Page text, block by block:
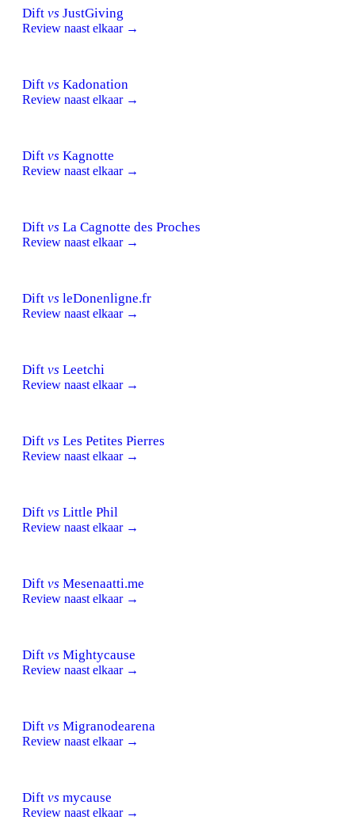
Dift vs JustGiving
Review naast elkaar →
Dift vs Kadonation
Review naast elkaar →
Dift vs Kagnotte
Review naast elkaar →
Dift vs La Cagnotte des Proches
Review naast elkaar →
Dift vs leDonenligne.fr
Review naast elkaar →
Dift vs Leetchi
Review naast elkaar →
Dift vs Les Petites Pierres
Review naast elkaar →
Dift vs Little Phil
Review naast elkaar →
Dift vs Mesenaatti.me
Review naast elkaar →
Dift vs Mightycause
Review naast elkaar →
Dift vs Migranodearena
Review naast elkaar →
Dift vs mycause
Review naast elkaar →